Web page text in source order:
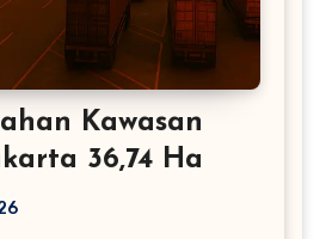
Kawasan
36,74 Ha